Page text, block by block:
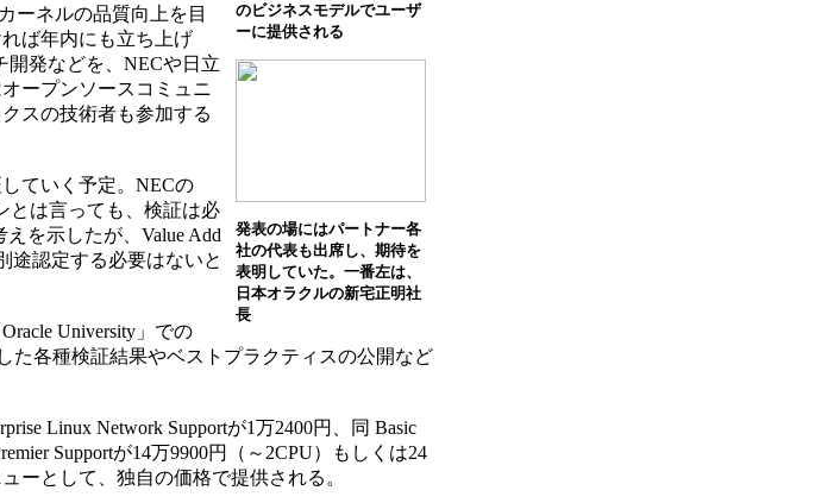
のビジネスモデルでユーザ
ーに提供される
発表の場にはパートナー各
社の代表も出席し、期待を
表明していた。一番左は、
日本オラクルの新宅正明社
長
ーネルの品質向上を目
れば年内にも立ち上げ
開発などを、NECや日立
ープンソースコミュニ
スの技術者も参加する
ていく予定。NECの
とは言っても、検証は必
を示したが、Value Add
途認定する必要はないと
University」での
た各種検証結果やベストプラクティスの公開など
Linux Network Supportが1万2400円、同 Basic
Supportが14万9900円（～2CPU）もしくは24
ーとして、独自の価格で提供される。